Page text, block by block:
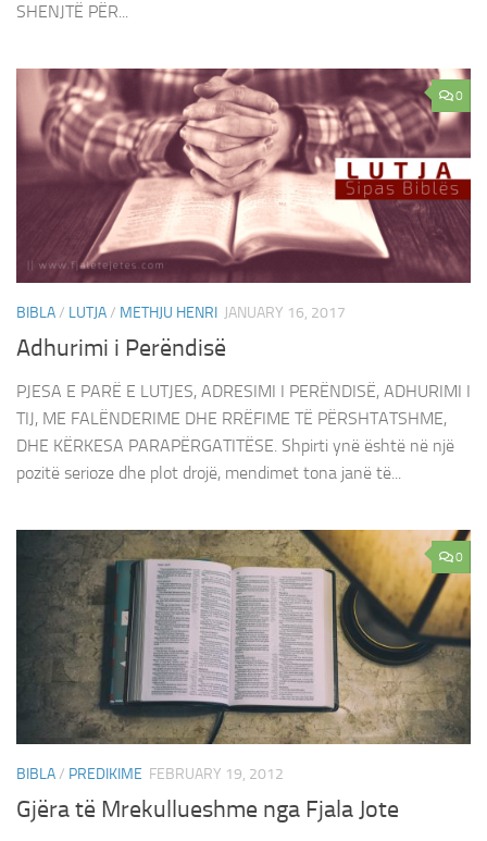
SHENJTË PËR...
0
BIBLA/ LUTJA/ METHJU HENRI JANUARY 16, 2017
Adhurimi i Perëndisë
PJESA E PARË E LUTJES, ADRESIMI I PERËNDISË, ADHURIMI I
TIJ, ME FALËNDERIME DHE RRËFIME TË PËRSHTATSHME,
DHE KËRKESA PARAPËRGATITËSE. Shpirti ynë është në një
pozitë serioze dhe plot drojë, mendimet tona janë të...
0
BIBLA/ PREDIKIME FEBRUARY 19, 2012
Gjëra të Mrekullueshme nga Fjala Jote